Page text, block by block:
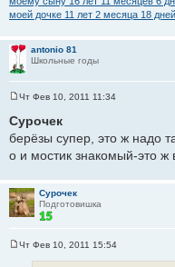
моей дочке 11 лет 2 месяца 18 дней
antonio 81
Школьные годы
о
б
щ
е
и
е
Чт Фев 10, 2011 11:34
Сурочек
берёзы супер, это ж надо
о и мостик знакомый-это ж
Сурочек
Подготовишка
Чт Фев 10, 2011 15:54